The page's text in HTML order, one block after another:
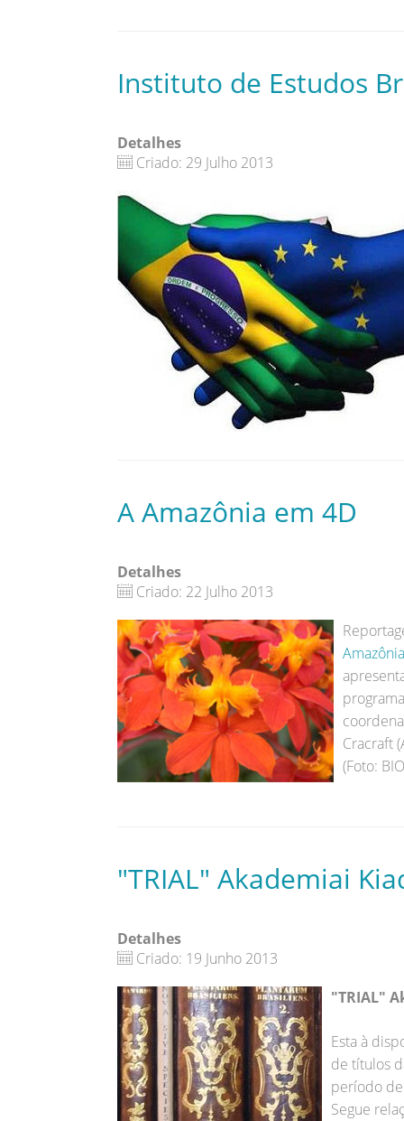
Instituto de Estudos
Detalhes
Criado: 29 Julho 2013
A Amazônia em 4D
Detalhes
Criado: 22 Julho 2013
Cracraft
(Foto:
"TRIAL" Akademiai
Detalhes
Criado: 19 Junho 2013
"TRIAL"
Esta à
de títulos
período
Segue